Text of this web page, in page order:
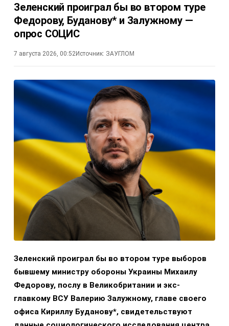
Зеленский проиграл бы во втором туре
Федорову, Буданову* и Залужному —
опрос СОЦИС
7 августа 2026, 00:52Источник: ЗАУГЛОМ
Зеленский проиграл бы во втором туре выборов
бывшему министру обороны Украины Михаилу
Федорову, послу в Великобритании и экс-
главкому ВСУ Валерию Залужному, главе своего
офиса Кириллу Буданову*, свидетельствуют